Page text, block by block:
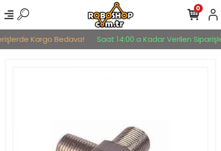
Kargo Bedava! Saat 14:00 a Kadar Verilen
0